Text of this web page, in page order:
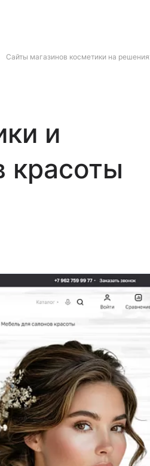
Сайты магазинов косметики на
и
красоты